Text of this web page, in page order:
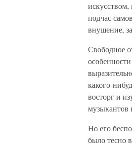
подчас
внушение,
Свободное
какого-
восторг и
музыкантов
Но его
было тесно